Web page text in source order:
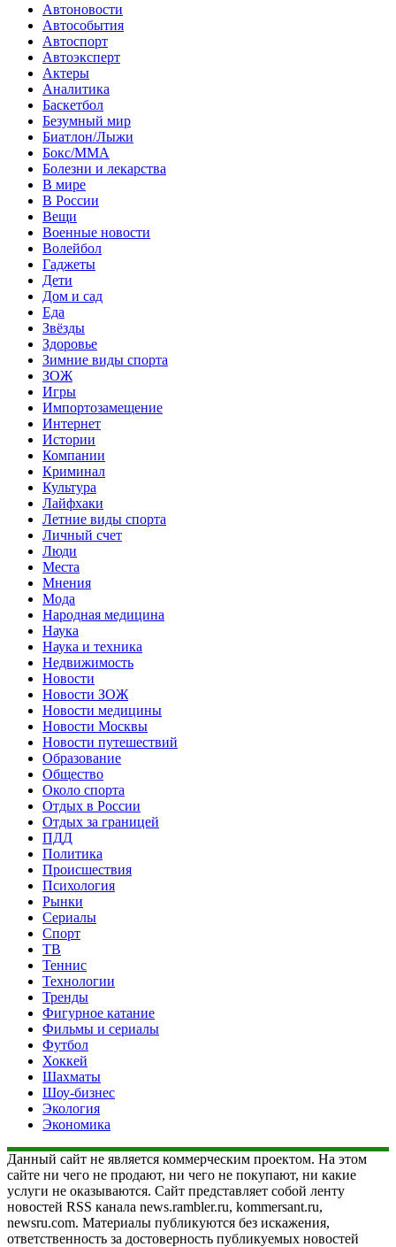
Автоновости
Автособытия
Автоспорт
Автоэксперт
Актеры
Аналитика
Баскетбол
Безумный мир
Биатлон/Лыжи
Бокс/MMA
Болезни и лекарства
В мире
В России
Вещи
Военные новости
Волейбол
Гаджеты
Дети
Дом и сад
Еда
Звёзды
Здоровье
Зимние виды спорта
ЗОЖ
Игры
Импортозамещение
Интернет
Истории
Компании
Криминал
Культура
Лайфхаки
Летние виды спорта
Личный счет
Люди
Места
Мнения
Мода
Народная медицина
Наука
Наука и техника
Недвижимость
Новости
Новости ЗОЖ
Новости медицины
Новости Москвы
Новости путешествий
Образование
Общество
Около спорта
Отдых в России
Отдых за границей
ПДД
Политика
Происшествия
Психология
Рынки
Сериалы
Спорт
ТВ
Теннис
Технологии
Тренды
Фигурное катание
Фильмы и сериалы
Футбол
Хоккей
Шахматы
Шоу-бизнес
Экология
Экономика
Данный сайт не является коммерческим проектом. На этом
сайте ни чего не продают, ни чего не покупают, ни какие
услуги не оказываются. Сайт представляет собой ленту
новостей RSS канала news.rambler.ru, kommersant.ru,
newsru.com. Материалы публикуются без искажения,
ответственность за достоверность публикуемых новостей